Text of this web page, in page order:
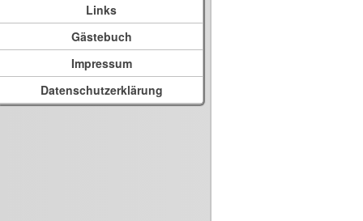
Links
Gästebuch
Impressum
Datenschutzerklärung